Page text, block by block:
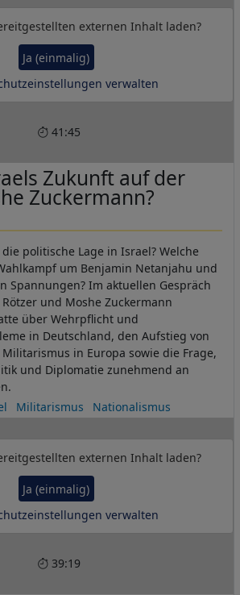
externen Inhalt laden?
Ja (einmalig)
verwalten
41:45
Zukunft auf der
Zuckermann?
politische Lage in Israel? Welche
um Benjamin Netanjahu und
Spannungen? Im aktuellen Gespräch
und Moshe Zuckermann
über Wehrpflicht und
in Deutschland, den Aufstieg von
in Europa sowie die Frage,
und Diplomatie zunehmend an
Militarismus Nationalismus
externen Inhalt laden?
Ja (einmalig)
verwalten
39:19